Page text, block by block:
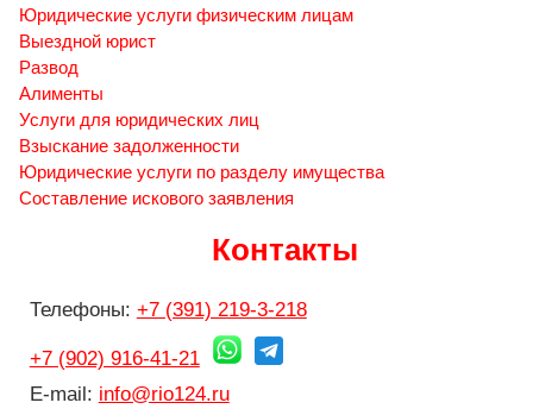
Юридические услуги физическим лицам
Выездной юрист
Развод
Алименты
Услуги для юридических лиц
Взыскание задолженности
Юридические услуги по разделу имущества
Составление искового заявления
Контакты
Телефоны: +7 (391) 219-3-218
+7 (902) 916-41-21
E-mail: info@rio124.ru